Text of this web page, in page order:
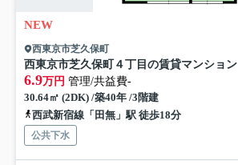
NEW
西東京市芝久保町
西東京市芝久保町４丁目の賃貸マンション
6.9万円 管理/共益費-
30.64㎡ (2DK) /築40年 /3階建
西武新宿線「田無」駅 徒歩18分
公共下水